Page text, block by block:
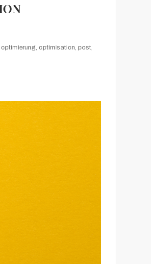
optimierung, optimisation, post,